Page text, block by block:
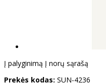
Į palyginimą Į norų sąrašą
Prekės kodas: SUN-4236